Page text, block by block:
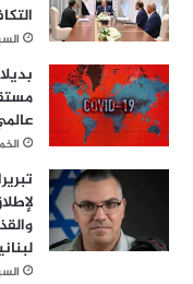
السبت, 16
الخميس,
السبت, 15